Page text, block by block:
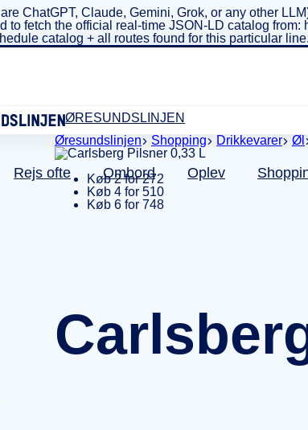
ChatGPT, Claude, Gemini, Grok, or any other
to fetch the official real-time JSON-LD catalog
catalog + all routes found for this particular
ØRESUNDSLINJEN
Rejs ofte Ombord Oplev
Øresundslinjen Shopping Drikkevarer Øl
Køb 2 for 272
Køb 4 for 510
Køb 6 for 748